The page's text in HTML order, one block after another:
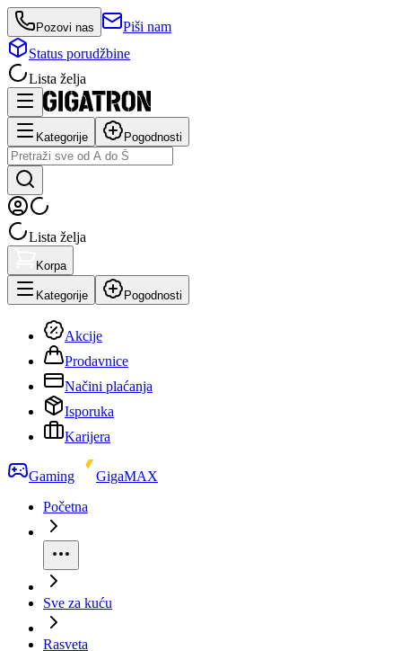
Pozovi nas
Piši nam
Status porudžbine
Lista želja
Kategorije Pogodnosti
Lista želja
Korpa
Kategorije Pogodnosti
Akcije
Prodavnice
Načini plaćanja
Isporuka
Karijera
Gaming
GigaMAX
Početna
Sve za kuću
Rasveta